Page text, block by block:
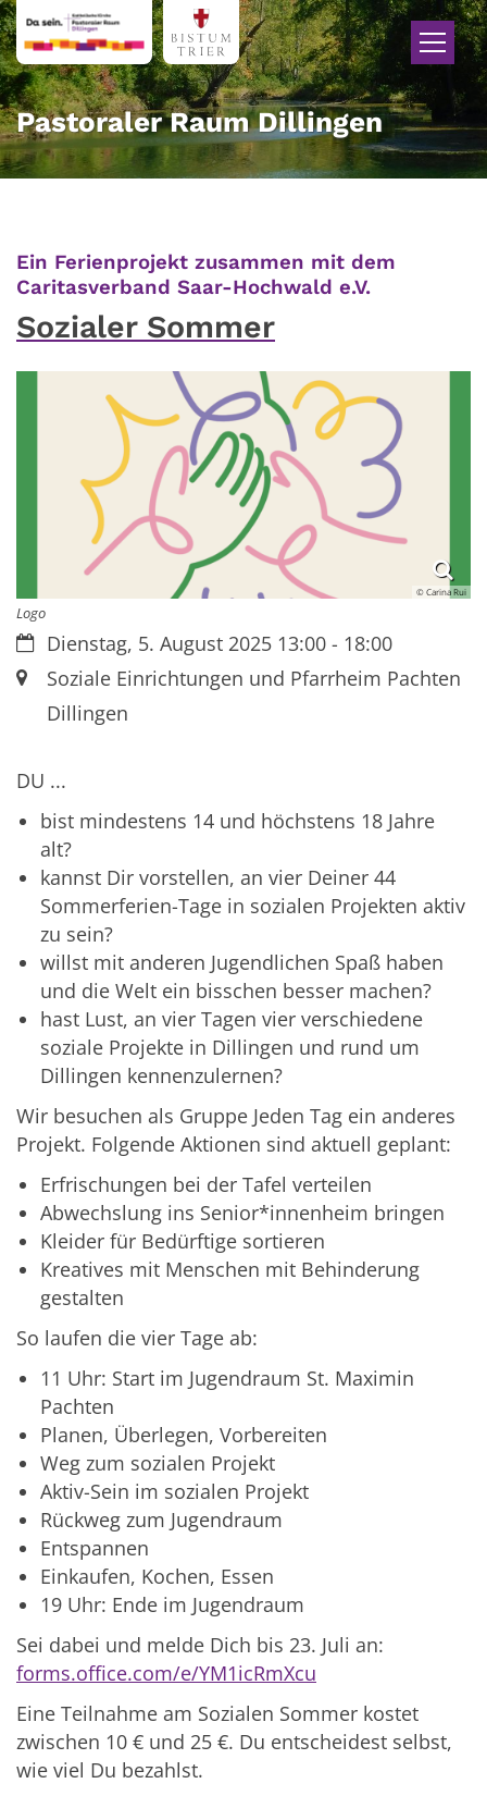
Zum Inhalt springen
Pastoraler Raum Dillingen
Ein Ferienprojekt zusammen mit dem
Caritasverband Saar-Hochwald e.V.:
Sozialer Sommer
© Carina Rui
Logo
Datum:Dienstag, 5. August 2025 13:00 - 18:00
Ort:Soziale Einrichtungen und Pfarrheim Pachten
Dillingen
DU ...
bist mindestens 14 und höchstens 18 Jahre
alt?
kannst Dir vorstellen, an vier Deiner 44
Sommerferien-Tage in sozialen Projekten aktiv
zu sein?
willst mit anderen Jugendlichen Spaß haben
und die Welt ein bisschen besser machen?
hast Lust, an vier Tagen vier verschiedene
soziale Projekte in Dillingen und rund um
Dillingen kennenzulernen?
Wir besuchen als Gruppe Jeden Tag ein anderes
Projekt. Folgende Aktionen sind aktuell geplant:
Erfrischungen bei der Tafel verteilen
Abwechslung ins Senior*innenheim bringen
Kleider für Bedürftige sortieren
Kreatives mit Menschen mit Behinderung
gestalten
So laufen die vier Tage ab:
11 Uhr: Start im Jugendraum St. Maximin
Pachten
Planen, Überlegen, Vorbereiten
Weg zum sozialen Projekt
Aktiv-Sein im sozialen Projekt
Rückweg zum Jugendraum
Entspannen
Einkaufen, Kochen, Essen
19 Uhr: Ende im Jugendraum
Sei dabei und melde Dich bis 23. Juli an:
forms.office.com/e/YM1icRmXcu
Eine Teilnahme am Sozialen Sommer kostet
zwischen 10 € und 25 €. Du entscheidest selbst,
wie viel Du bezahlst.